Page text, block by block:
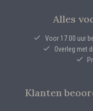
Alles
Voor 17.00 uur
Overleg met
Klanten